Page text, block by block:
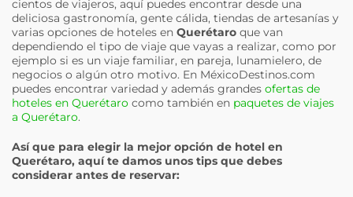
cientos de viajeros, aquí puedes encontrar desde una
deliciosa gastronomía, gente cálida, tiendas de artesanías y
varias opciones de hoteles en Querétaro que van
dependiendo el tipo de viaje que vayas a realizar, como por
ejemplo si es un viaje familiar, en pareja, lunamielero, de
negocios o algún otro motivo. En MéxicoDestinos.com
puedes encontrar variedad y además grandes ofertas de
hoteles en Querétaro como también en paquetes de viajes
a Querétaro.
Así que para elegir la mejor opción de hotel en
Querétaro, aquí te damos unos tips que debes
considerar antes de reservar: